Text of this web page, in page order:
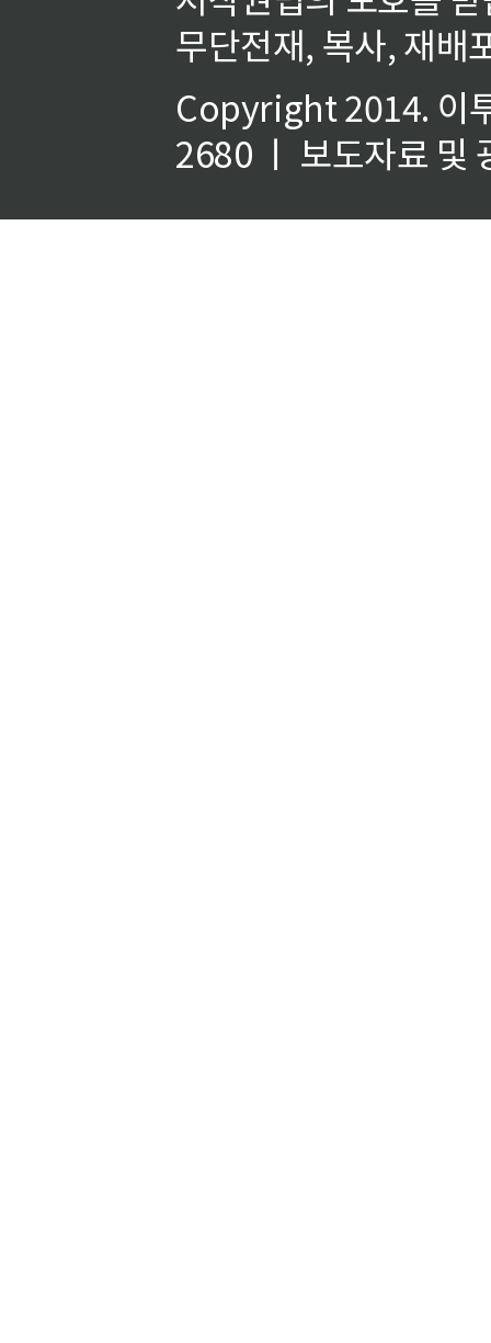
무단전재, 복사, 재배
Copyright 2014. 이
2680 ㅣ 보도자료